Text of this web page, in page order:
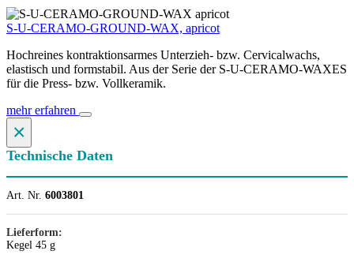
S-U-CERAMO-GROUND-WAX, apricot
Hochreines kontraktionsarmes Unterzieh- bzw. Cervicalwachs,
elastisch und formstabil. Aus der Serie der S-U-CERAMO-WAXES
für die Press- bzw. Vollkeramik.
mehr erfahren
×
Technische Daten
Art. Nr. 6003801
Lieferform:
Kegel 45 g